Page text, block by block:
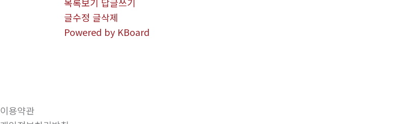
글수정 글삭제
Powered by KBoard
이용약관